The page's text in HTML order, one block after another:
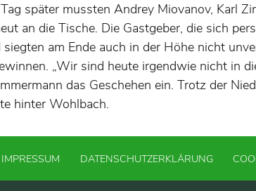
später mussten Andrey Miovanov, Karl
an die Tische. Die Gastgeber, die sich
am Ende auch in der Höhe nicht
„Wir sind heute irgendwie nicht in
das Geschehen ein. Trotz der
hinter Wohlbach.
IMPRESSUM DATENSCHUTZERKLÄRUNG